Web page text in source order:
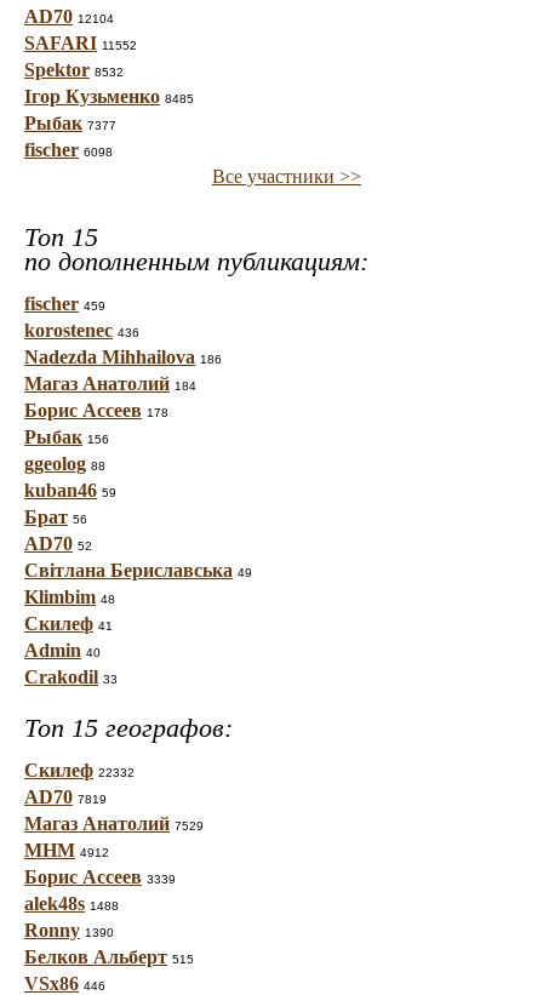
AD70 12104
SAFARI 11552
Spektor 8532
Ігор Кузьменко 8485
Рыбак 7377
fischer 6098
Все участники >>
Топ 15
по дополненным публикациям:
fischer 459
korostenec 436
Nadezda Mihhailova 186
Магаз Анатолий 184
Борис Ассеев 178
Рыбак 156
ggeolog 88
kuban46 59
Брат 56
AD70 52
Світлана Бериславська 49
Klimbim 48
Скилеф 41
Admin 40
Crakodil 33
Топ 15 географов:
Скилеф 22332
AD70 7819
Магаз Анатолий 7529
МНМ 4912
Борис Ассеев 3339
alek48s 1488
Ronny 1390
Белков Альберт 515
VSx86 446